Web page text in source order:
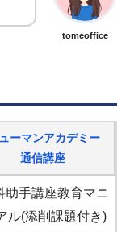
tomeoffice
ーマンアカデミー
通信講座
助手講座教育マニ
ル(添削課題付き)